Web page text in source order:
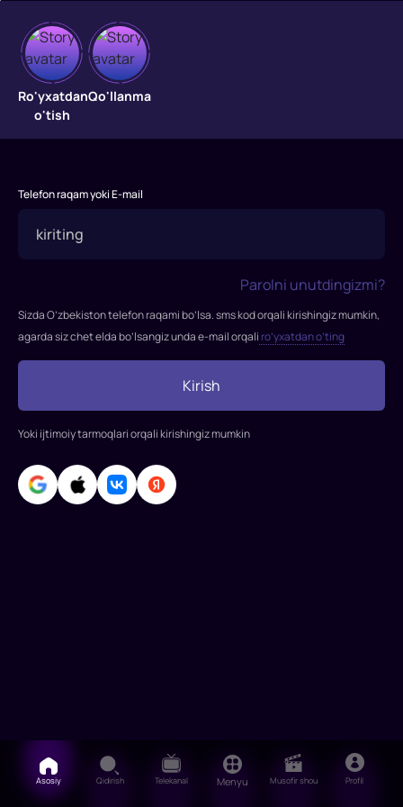
Sportchilar
shart
suhbat|Futbolchilarni
turg'azgan
REABILITOLOG
TopPodcast
Ro'yxatdan
o'tish
Qo'llanma
Telefon raqam yoki E-mail
Parolni unutdingizmi?
Sizda O’zbekiston telefon raqami bo’lsa. sms kod orqali kirishingiz mumkin,
agarda siz chet elda bo’lsangiz unda e-mail orqali ro’yxatdan o’ting
Kirish
Yoki ijtimoiy tarmoqlari orqali kirishingiz mumkin
Asosiy Qidirish Telekanal Menyu Musofir shou Profil